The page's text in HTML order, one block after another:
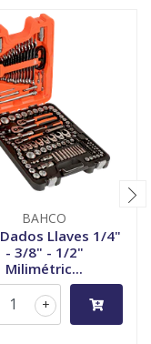
BAHCO
Llaves 1/4"
- 3/8" - 1/2"
Milimétric...
+